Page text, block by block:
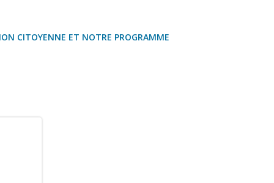
CITOYENNE ET NOTRE PROGRAMME